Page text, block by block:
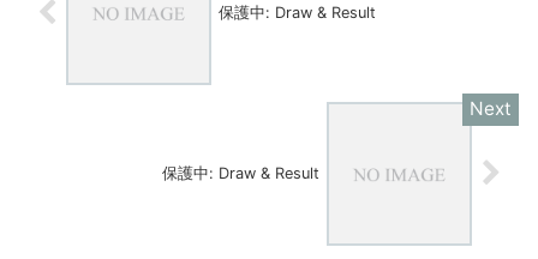
保護中: Draw & Result
保護中: Draw & Result